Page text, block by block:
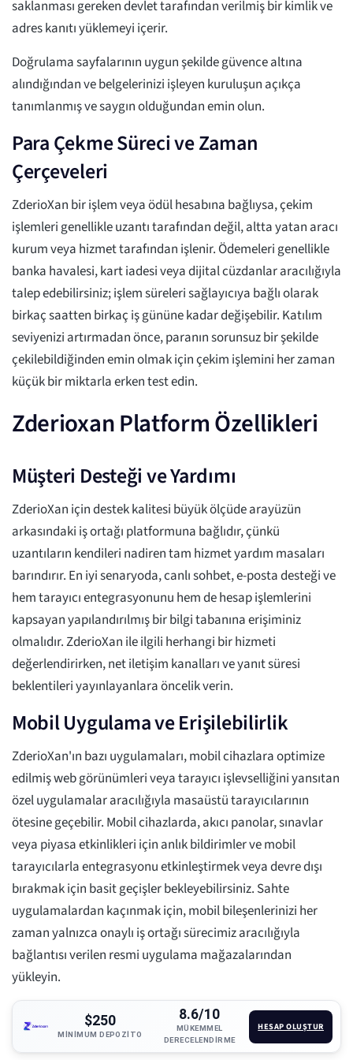
saklanması gereken devlet tarafından verilmiş bir kimlik ve
adres kanıtı yüklemeyi içerir.
Doğrulama sayfalarının uygun şekilde güvence altına
alındığından ve belgelerinizi işleyen kuruluşun açıkça
tanımlanmış ve saygın olduğundan emin olun.
Para Çekme Süreci ve Zaman
Çerçeveleri
ZderioXan bir işlem veya ödül hesabına bağlıysa, çekim
işlemleri genellikle uzantı tarafından değil, altta yatan aracı
kurum veya hizmet tarafından işlenir. Ödemeleri genellikle
banka havalesi, kart iadesi veya dijital cüzdanlar aracılığıyla
talep edebilirsiniz; işlem süreleri sağlayıcıya bağlı olarak
birkaç saatten birkaç iş gününe kadar değişebilir. Katılım
seviyenizi artırmadan önce, paranın sorunsuz bir şekilde
çekilebildiğinden emin olmak için çekim işlemini her zaman
küçük bir miktarla erken test edin.
Zderioxan Platform Özellikleri
Müşteri Desteği ve Yardımı
ZderioXan için destek kalitesi büyük ölçüde arayüzün
arkasındaki iş ortağı platformuna bağlıdır, çünkü
uzantıların kendileri nadiren tam hizmet yardım masaları
barındırır. En iyi senaryoda, canlı sohbet, e-posta desteği ve
hem tarayıcı entegrasyonunu hem de hesap işlemlerini
kapsayan yapılandırılmış bir bilgi tabanına erişiminiz
olmalıdır. ZderioXan ile ilgili herhangi bir hizmeti
değerlendirirken, net iletişim kanalları ve yanıt süresi
beklentileri yayınlayanlara öncelik verin.
Mobil Uygulama ve Erişilebilirlik
ZderioXan'ın bazı uygulamaları, mobil cihazlara optimize
edilmiş web görünümleri veya tarayıcı işlevselliğini yansıtan
özel uygulamalar aracılığıyla masaüstü tarayıcılarının
ötesine geçebilir. Mobil cihazlarda, akıcı panolar, sınavlar
veya piyasa etkinlikleri için anlık bildirimler ve mobil
tarayıcılarla entegrasyonu etkinleştirmek veya devre dışı
bırakmak için basit geçişler bekleyebilirsiniz. Sahte
uygulamalardan kaçınmak için, mobil bileşenlerinizi her
zaman yalnızca onaylı iş ortağı sürecimiz aracılığıyla
bağlantısı verilen resmi uygulama mağazalarından
yükleyin.
$250
MINIMUM DEPOZITO
8.6/10
MÜKEMMEL
DERECELENDIRME
HESAP OLUŞTUR